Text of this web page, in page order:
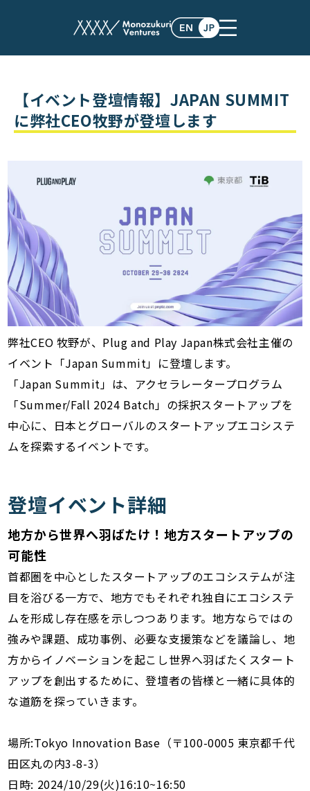
events
【イベント登壇情報】JAPAN SUMMIT
に弊社CEO牧野が登壇します
弊社CEO 牧野が、Plug and Play Japan株式会社主催の
イベント「Japan Summit」に登壇します。
「Japan Summit」は、アクセラレータープログラム
「Summer/Fall 2024 Batch」の採択スタートアップを
中心に、日本とグローバルのスタートアップエコシステ
ムを探索するイベントです。
登壇イベント詳細
地方から世界へ羽ばたけ！地方スタートアップの
可能性
首都圏を中心としたスタートアップのエコシステムが注
目を浴びる一方で、地方でもそれぞれ独自にエコシステ
ムを形成し存在感を示しつつあります。地方ならではの
強みや課題、成功事例、必要な支援策などを議論し、地
方からイノベーションを起こし世界へ羽ばたくスタート
アップを創出するために、登壇者の皆様と一緒に具体的
な道筋を探っていきます。
場所:Tokyo Innovation Base（〒100-0005 東京都千代
田区丸の内3-8-3）
日時: 2024/10/29(火)16:10~16:50